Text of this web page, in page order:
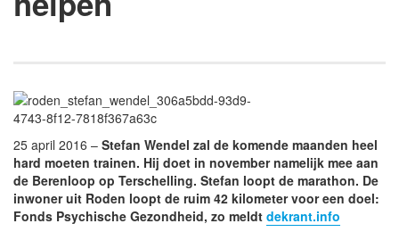
25 april 2016 – Stefan Wendel zal de komende maanden heel
hard moeten trainen. Hij doet in november namelijk mee aan
de Berenloop op Terschelling. Stefan loopt de marathon. De
inwoner uit Roden loopt de ruim 42 kilometer voor een doel:
Fonds Psychische Gezondheid, zo meldt dekrant.info